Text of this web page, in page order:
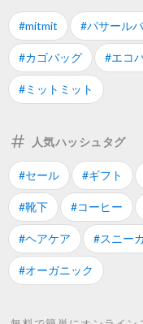
#mitmit #パサール
#カゴバッグ #エコ
#ミットミット
人気ハッシュタグ
#セール #ギフト
#靴下 #コーヒー
#ヘアケア #スニー
#オーガニック